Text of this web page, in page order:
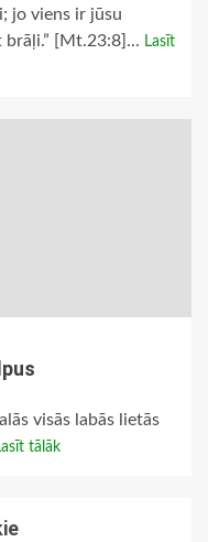
jo viens ir jūsu
brāļi.” [Mt.23:8]... Lasīt
visās labās lietās
tālāk